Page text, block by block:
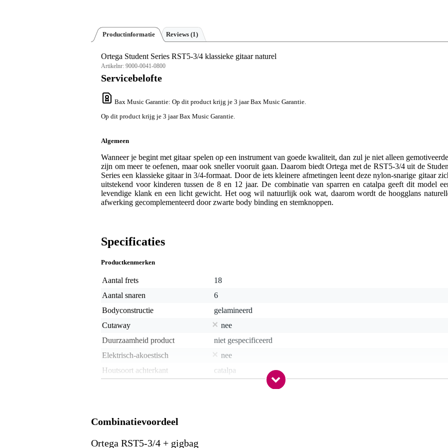
Productinformatie Reviews (1)
Ortega Student Series RST5-3/4 klassieke gitaar naturel
Artikelnr: 9000-0041-0800
Servicebelofte
Bax Music Garantie: Op dit product krijg je 3 jaar Bax Music Garantie.
Op dit product krijg je 3 jaar Bax Music Garantie.
Algemeen
Wanneer je begint met gitaar spelen op een instrument van goede kwaliteit, dan zul je niet alleen
zijn om meer te oefenen, maar ook sneller vooruit gaan. Daarom biedt Ortega met de RST5-3/4 uit de
Series een klassieke gitaar in 3/4-formaat. Door de iets kleinere afmetingen leent deze nylon-snarige gitaar
uitstekend voor kinderen tussen de 8 en 12 jaar. De combinatie van sparren en catalpa geeft dit model
levendige klank en een licht gewicht. Het oog wil natuurlijk ook wat, daarom wordt de hoogglans
afwerking gecomplementeerd door zwarte body binding en stemknoppen.
Specificaties
Productkenmerken
Aantal frets
18
Aantal snaren
6
Bodyconstructie
gelamineerd
Cutaway
nee
Duurzaamheid product
niet gespecificeerd
Elektrisch-akoestisch
nee
Houtsoort achterkant
catalpa
Inclusief koffer
Combinatievoordeel
Ortega RST5-3/4 + gigbag